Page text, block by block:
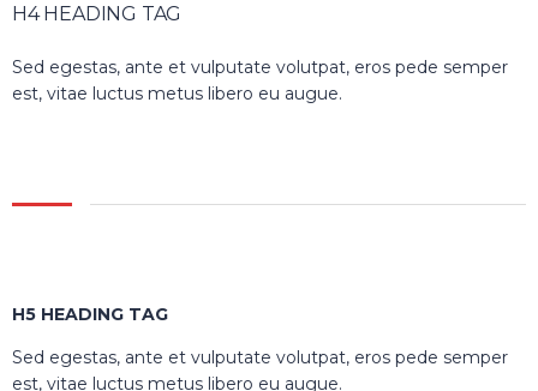
H4 HEADING TAG
Sed egestas, ante et vulputate volutpat, eros pede semper
est, vitae luctus metus libero eu augue.
H5 HEADING TAG
Sed egestas, ante et vulputate volutpat, eros pede semper
est, vitae luctus metus libero eu augue.